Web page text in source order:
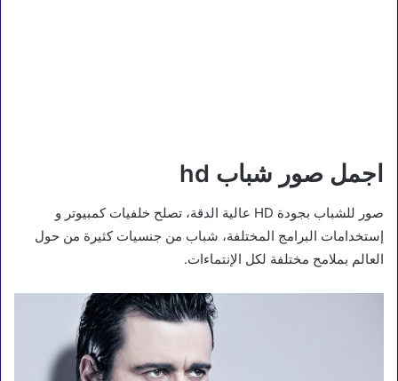
اجمل صور شباب hd
صور للشباب بجودة HD عالية الدقة، تصلح خلفيات كمبيوتر و
إستخدامات البرامج المختلفة، شباب من جنسيات كثيرة من حول
العالم بملامح مختلفة لكل الإنتماءات.